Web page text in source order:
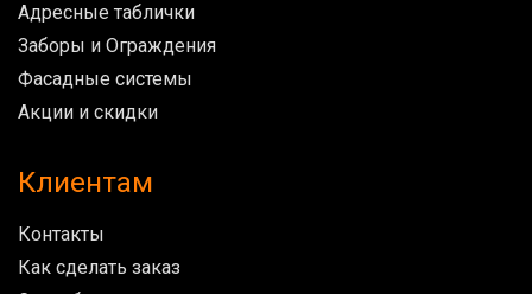
Адресные таблички
Заборы и Ограждения
Фасадные системы
Акции и скидки
Клиентам
Контакты
Как сделать заказ